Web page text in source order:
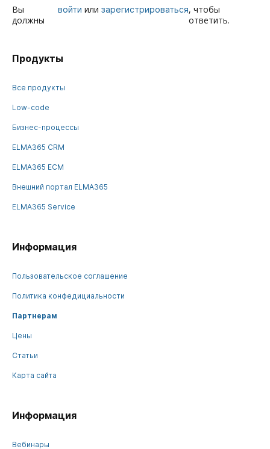
Вы
должны
войти илизарегистрироваться, чтобы
ответить.
Продукты
Все продукты
Low-code
Бизнес-процессы
ELMA365 CRM
ELMA365 ECM
Внешний портал ELMA365
ELMA365 Service
Информация
Пользовательское соглашение
Политика конфедициальности
Партнерам
Цены
Статьи
Карта сайта
Информация
Вебинары